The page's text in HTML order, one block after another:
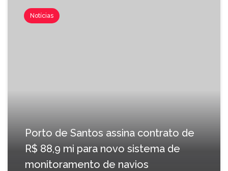
Notícias
Porto de Santos assina contrato de
R$ 88,9 mi para novo sistema de
monitoramento de navios